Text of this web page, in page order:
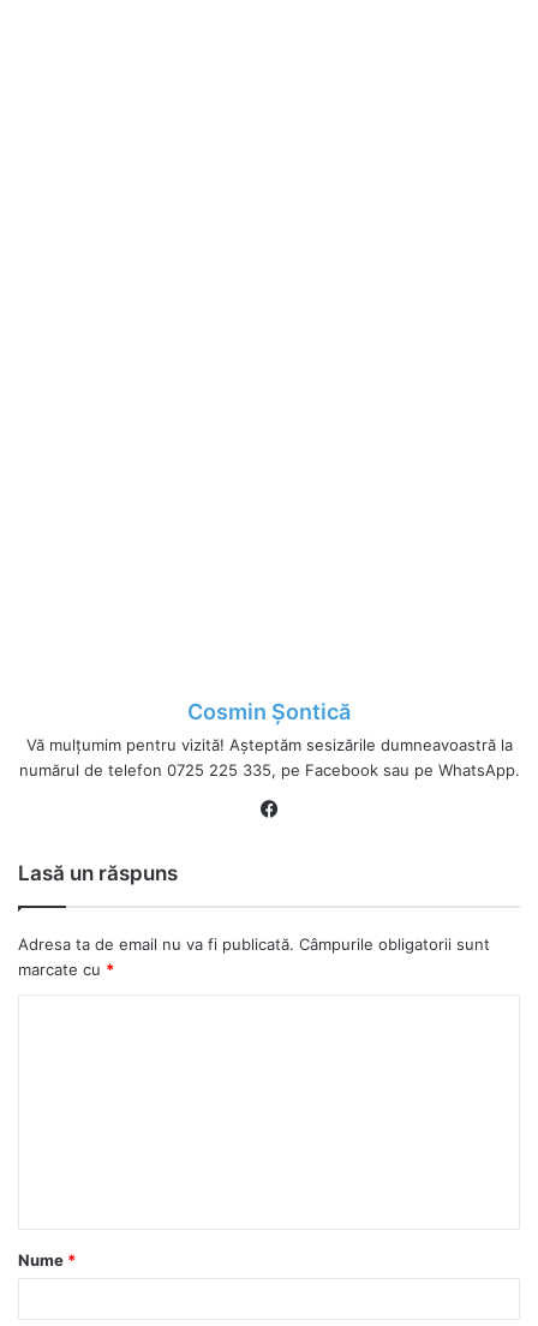
Cosmin Șontică
Vă mulțumim pentru vizită! Așteptăm sesizările dumneavoastră la
numărul de telefon 0725 225 335, pe Facebook sau pe WhatsApp.
Lasă un răspuns
Adresa ta de email nu va fi publicată. Câmpurile obligatorii sunt
marcate cu *
a
r
Nume *